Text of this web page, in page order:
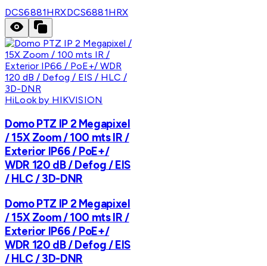
DCS6881HRXDCS6881HRX
HiLook by HIKVISION
Domo PTZ IP 2 Megapixel
/ 15X Zoom / 100 mts IR /
Exterior IP66 / PoE+/
WDR 120 dB / Defog / EIS
/ HLC / 3D-DNR
Domo PTZ IP 2 Megapixel
/ 15X Zoom / 100 mts IR /
Exterior IP66 / PoE+/
WDR 120 dB / Defog / EIS
/ HLC / 3D-DNR